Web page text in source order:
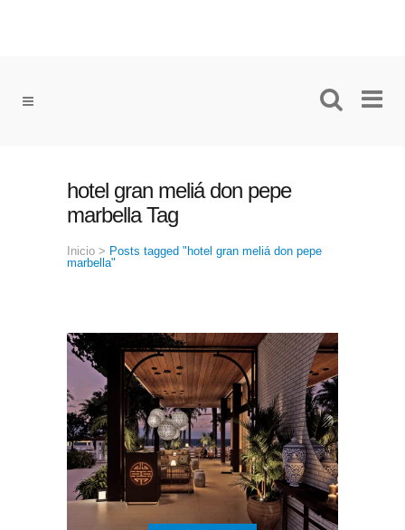
hotel gran meliá don pepe
marbella Tag
Inicio > Posts tagged "hotel gran meliá don pepe
marbella"